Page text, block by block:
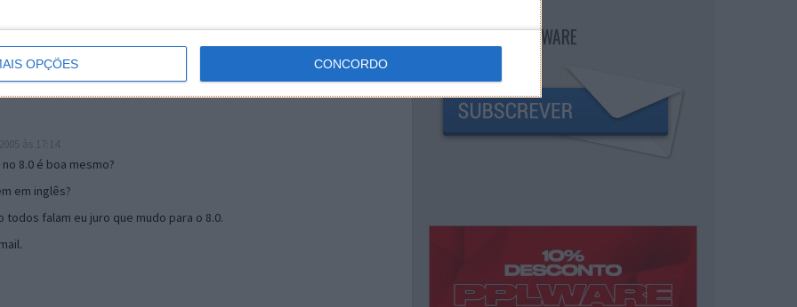
OPÇÕES CONCORDO
17:00
8.0 é boa mesmo?
em inglês?
falam eu juro que mudo para o 8.0.
NEWSLETTER PPLWARE